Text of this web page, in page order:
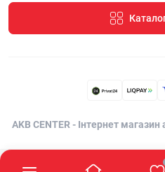
AKB CENTER - Інтернет